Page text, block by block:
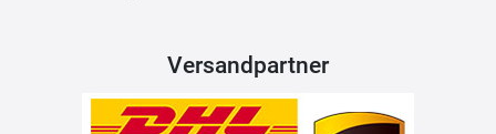
Versandpartner